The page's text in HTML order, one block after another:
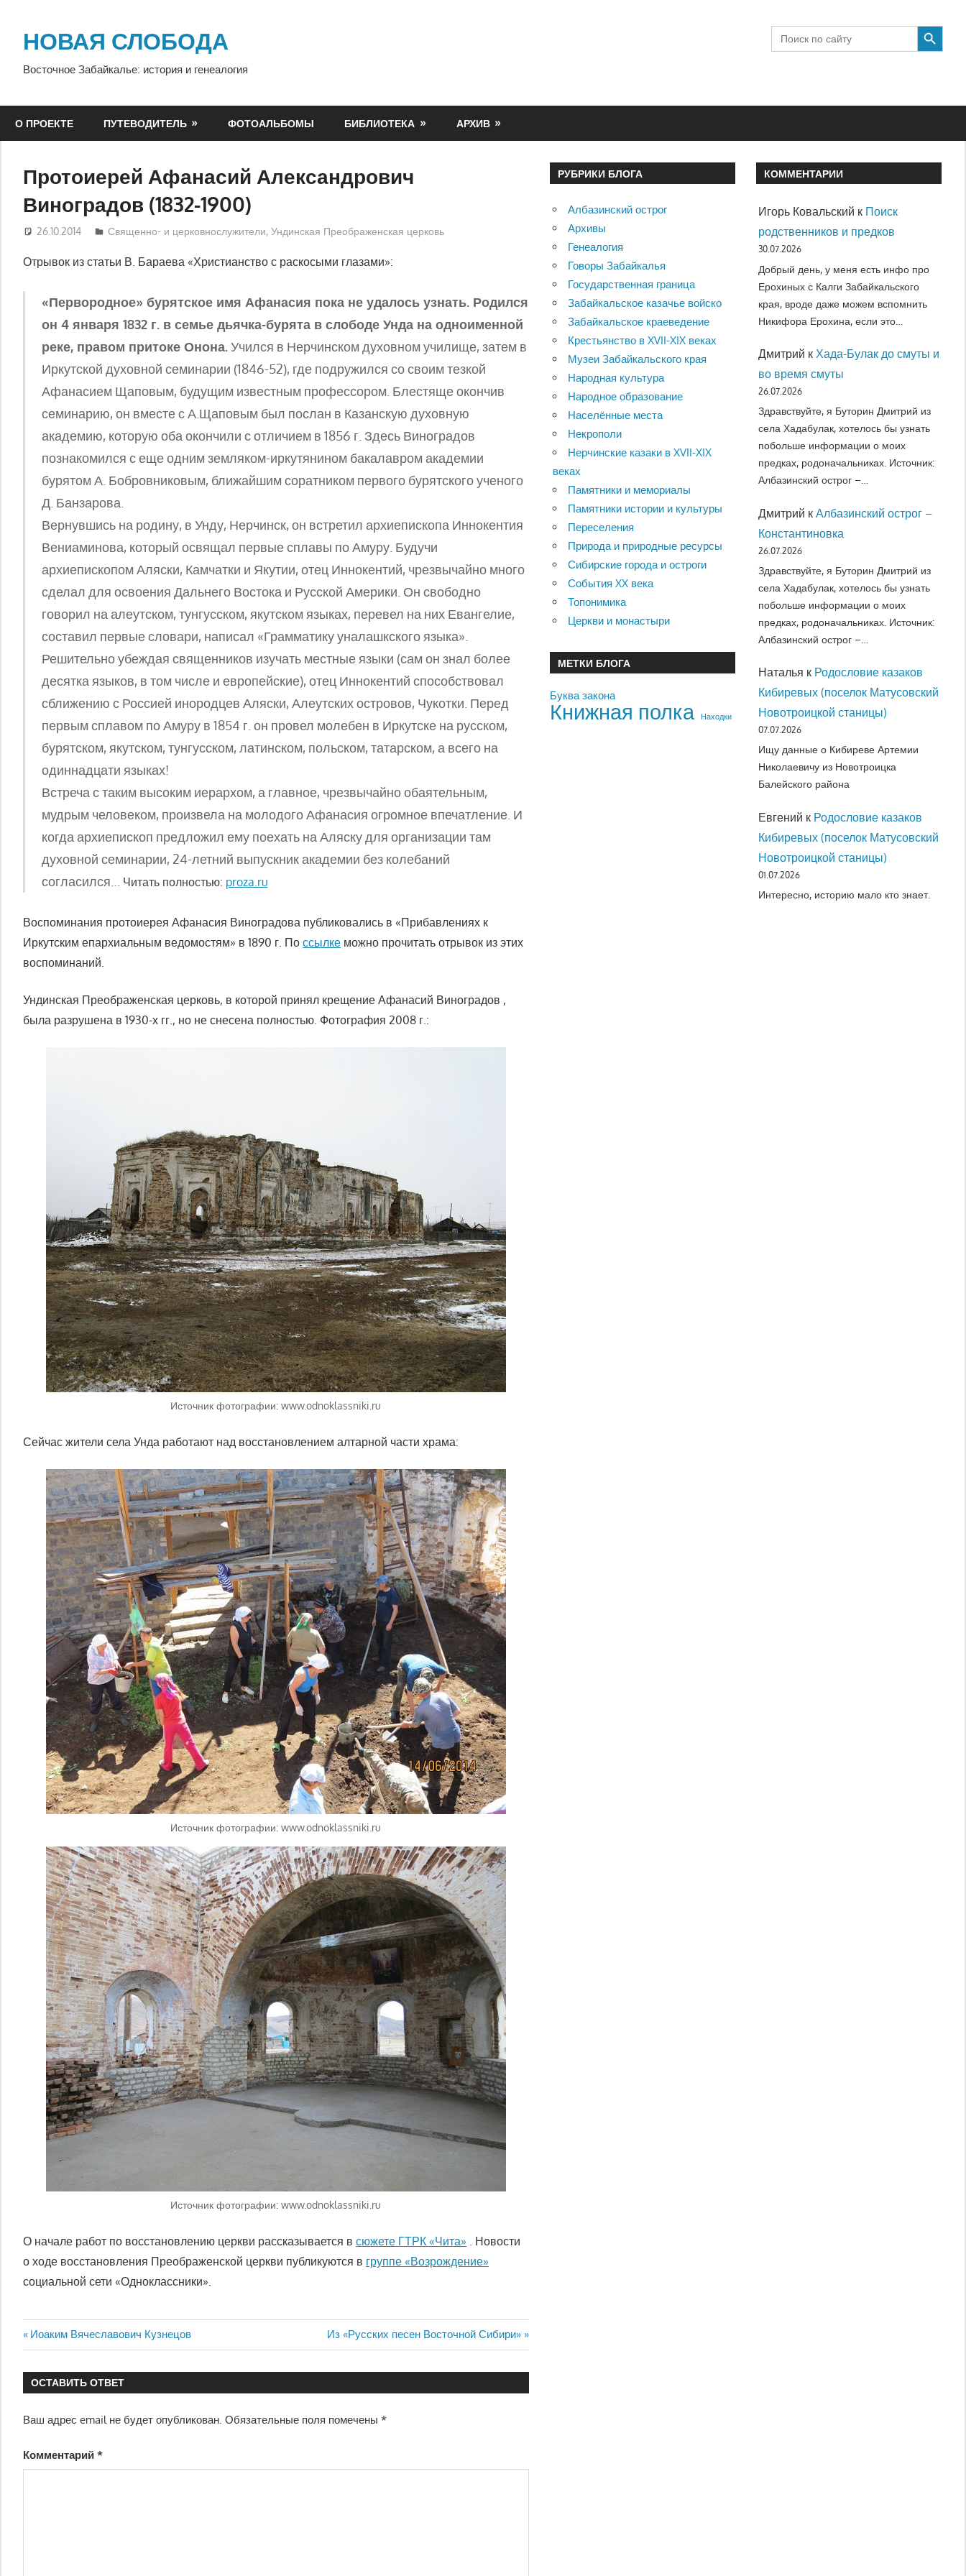
содержимому
НОВАЯ СЛОБОДА
Восточное Забайкалье: история и генеалогия
Search
for:
SEARCH BUTTON
О ПРОЕКТЕ ПУТЕВОДИТЕЛЬ ФОТОАЛЬБОМЫ БИБЛИОТЕКА АРХИВ
Протоиерей Афанасий Александрович
Виноградов (1832-1900)
26.10.2014 Екатерина Аникина
Священно- и церковнослужители, Ундинская Преображенская церковь
Отрывок из статьи В. Бараева «Христианство с раскосыми глазами»:
«Первородное» бурятское имя Афанасия пока не удалось узнать. Родился
он 4 января 1832 г. в семье дьячка-бурята в слободе Унда на одноименной
реке, правом притоке Онона.Учился в Нерчинском духовном училище, затем в
Иркутской духовной семинарии (1846-52), где подружился со своим тезкой
Афанасием Щаповым, будущим известным профессором. Блестяще окончив
семинарию, он вместе с А.Щаповым был послан в Казанскую духовную
академию, которую оба окончили с отличием в 1856 г. Здесь Виноградов
познакомился с еще одним земляком-иркутянином бакалавром академии
бурятом А. Бобровниковым, ближайшим соратником первого бурятского ученого
Д. Банзарова.
Вернувшись на родину, в Унду, Нерчинск, он встретил архиепископа Иннокентия
Вениаминова, который освящал первые сплавы по Амуру. Будучи
архиепископом Аляски, Камчатки и Якутии, отец Иннокентий, чрезвычайно много
сделал для освоения Дальнего Востока и Русской Америки. Он свободно
говорил на алеутском, тунгусском, якутском языках, перевел на них Евангелие,
составил первые словари, написал «Грамматику уналашкского языка».
Решительно убеждая священников изучать местные языки (сам он знал более
десятка языков, в том числе и европейские), отец Иннокентий способствовал
сближению с Россией инородцев Аляски, Алеутских островов, Чукотки. Перед
первым сплавом по Амуру в 1854 г. он провел молебен в Иркутске на русском,
бурятском, якутском, тунгусском, латинском, польском, татарском, а всего на
одиннадцати языках!
Встреча с таким высоким иерархом, а главное, чрезвычайно обаятельным,
мудрым человеком, произвела на молодого Афанасия огромное впечатление. И
когда архиепископ предложил ему поехать на Аляску для организации там
духовной семинарии, 24-летний выпускник академии без колебаний
согласился…
Читать полностью: proza.ru
Воспоминания протоиерея Афанасия Виноградова публиковались в «Прибавлениях к
Иркутским епархиальным ведомостям» в 1890 г. По ссылке можно прочитать отрывок из этих
воспоминаний.
Ундинская Преображенская церковь, в которой принял крещение Афанасий Виноградов ,
была разрушена в 1930-х гг., но не снесена полностью. Фотография 2008 г.:
Источник фотографии: www.odnoklassniki.ru
Сейчас жители села Унда работают над восстановлением алтарной части храма:
Источник фотографии: www.odnoklassniki.ru
Источник фотографии: www.odnoklassniki.ru
О начале работ по восстановлению церкви рассказывается в сюжете ГТРК «Чита» . Новости
о ходе восстановления Преображенской церкви публикуются в группе «Возрождение»
социальной сети «Одноклассники».
Навигация
по
записям
Предыдущая
запись:
Иоаким Вячеславович Кузнецов
Следующая
запись:
Из «Русских песен Восточной Сибири»
ОСТАВИТЬ ОТВЕТ
Ваш адрес email не будет опубликован. Обязательные поля помечены *
Комментарий *
РУБРИКИ БЛОГА
Албазинский острог
Архивы
Генеалогия
Говоры Забайкалья
Государственная граница
Забайкальское казачье войско
Забайкальское краеведение
Крестьянство в XVII-XIX веках
Музеи Забайкальского края
Народная культура
Народное образование
Населённые места
Некрополи
Нерчинские казаки в XVII-XIX
веках
Памятники и мемориалы
Памятники истории и культуры
Переселения
Природа и природные ресурсы
Сибирские города и остроги
События XX века
Топонимика
Церкви и монастыри
МЕТКИ БЛОГА
Буква закона
Книжная полка Находки
КОММЕНТАРИИ
Игорь Ковальский к Поиск
родственников и предков
30.07.2026
Добрый день, у меня есть инфо про
Ерохиных с Калги Забайкальского
края, вроде даже можем вспомнить
Никифора Ерохина, если это…
Дмитрий к Хада-Булак до смуты и
во время смуты
26.07.2026
Здравствуйте, я Буторин Дмитрий из
села Хадабулак, хотелось бы узнать
побольше информации о моих
предках, родоначальниках. Источник:
Албазинский острог –…
Дмитрий к Албазинский острог –
Константиновка
26.07.2026
Здравствуйте, я Буторин Дмитрий из
села Хадабулак, хотелось бы узнать
побольше информации о моих
предках, родоначальниках. Источник:
Албазинский острог –…
Наталья к Родословие казаков
Кибиревых (поселок Матусовский
Новотроицкой станицы)
07.07.2026
Ищу данные о Кибиреве Артемии
Николаевичу из Новотроицка
Балейского района
Евгений к Родословие казаков
Кибиревых (поселок Матусовский
Новотроицкой станицы)
01.07.2026
Интересно, историю мало кто знает.